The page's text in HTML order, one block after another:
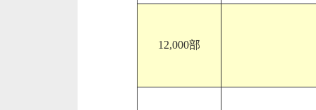
12,000部